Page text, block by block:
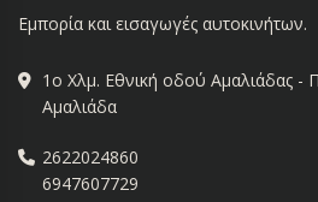
Εμπορία και εισαγωγές αυτοκινήτων.
1ο Χλμ. Εθνική οδού Αμαλιάδας -
Αμαλιάδα
2622024860
6947607729